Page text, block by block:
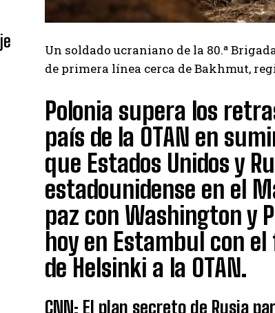
Un soldado ucraniano de la 80.ª
de primera línea cerca de Bakhmut,
Polonia supera los
país de la OTAN en
que Estados Unidos y
estadounidense en el
paz con Washington y
hoy en Estambul con
de Helsinki a la OTAN.
CNN: El plan secreto de Rusia